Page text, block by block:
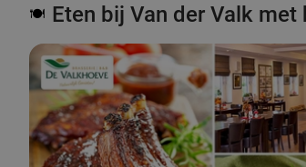
🍽️ Eten bij Van der Valk met